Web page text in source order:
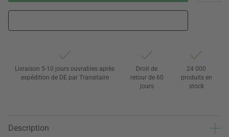
Livraison 5-10 jours ouvrables après
expédition de DE par Transitaire
Droit de
retour de 60
jours
24 000
produits en
stock
Description